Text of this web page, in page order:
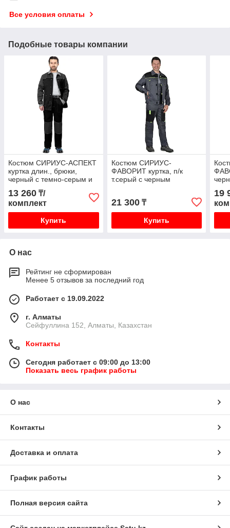
Все условия оплаты
Подобные товары компании
Костюм СИРИУС-АСПЕКТ
куртка длин., брюки,
черный с темно-серым и
светло-серой отделкой
13 260 ₸/
комплект
Купить
Костюм СИРИУС-
ФАВОРИТ куртка, п/к
т.серый с черным
21 300₸
Купить
19
О нас
Рейтинг не сформирован
Менее 5 отзывов за последний год
Работает с 19.09.2022
г. Алматы
Сейфуллина 152, Алматы, Казахстан
Контакты
Сегодня работает с 09:00 до 13:00
Показать весь график работы
О нас
Контакты
Доставка и оплата
График работы
Полная версия сайта